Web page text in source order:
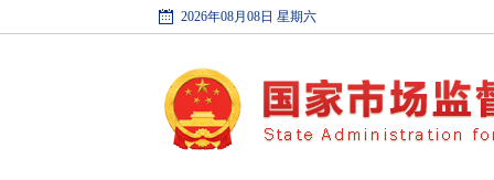
2026年08月08日 星期六